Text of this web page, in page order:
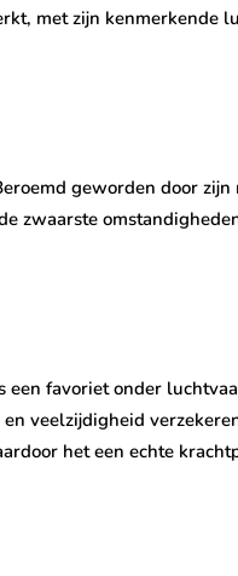
met zijn kenmerkende
geworden door
zwaarste
favoriet onder
veelzijdigheid
het een echte